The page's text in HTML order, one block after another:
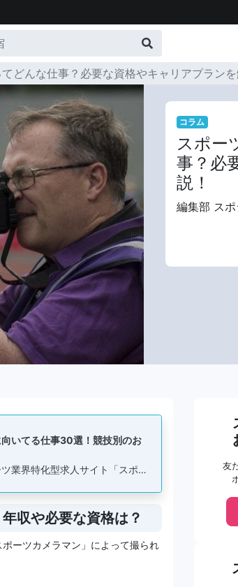
どんな仕事？必要な資格やキャリアプランを
コラム
スポー
事？必
説！
編集部 ス
いてる仕事30選！競技別のお
業界特化型求人サイト「スポ…
収や必要な資格は？
ーツカメラマン」によって撮られ
友